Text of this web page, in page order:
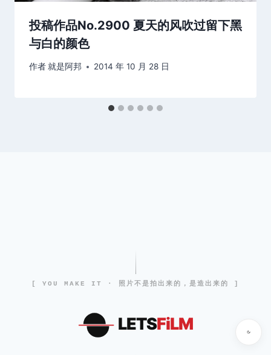
投稿作品No.2900 夏天的风吹过留下黑
与白的颜色
作者就是阿邦 2014 年 10 月 28 日
[ YOU MAKE IT · 照片不是拍出来的，是造出来的 ]
LETSFiLM